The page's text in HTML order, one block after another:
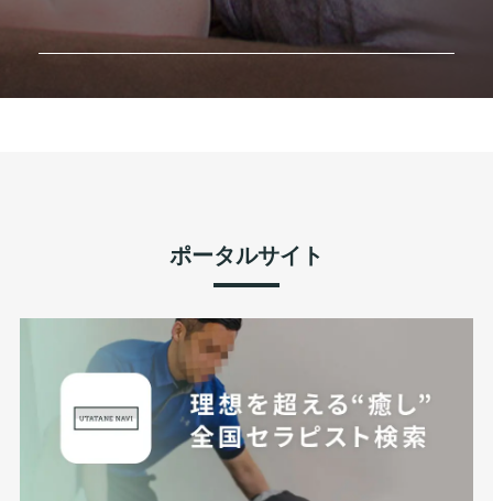
ポータルサイト